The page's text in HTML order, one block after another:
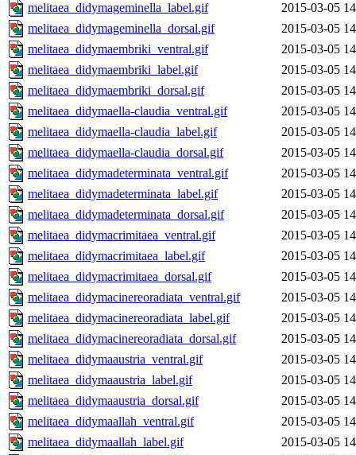
melitaea_didymageminella_label.gif
2015-03-05
melitaea_didymageminella_dorsal.gif
2015-03-05
melitaea_didymaembriki_ventral.gif
2015-03-05
melitaea_didymaembriki_label.gif
2015-03-05
melitaea_didymaembriki_dorsal.gif
2015-03-05
melitaea_didymaella-claudia_ventral.gif
2015-03-05
melitaea_didymaella-claudia_label.gif
2015-03-05
melitaea_didymaella-claudia_dorsal.gif
2015-03-05
melitaea_didymadeterminata_ventral.gif
2015-03-05
melitaea_didymadeterminata_label.gif
2015-03-05
melitaea_didymadeterminata_dorsal.gif
2015-03-05
melitaea_didymacrimitaea_ventral.gif
2015-03-05
melitaea_didymacrimitaea_label.gif
2015-03-05
melitaea_didymacrimitaea_dorsal.gif
2015-03-05
melitaea_didymacinereoradiata_ventral.gif
2015-03-05
melitaea_didymacinereoradiata_label.gif
2015-03-05
melitaea_didymacinereoradiata_dorsal.gif
2015-03-05
melitaea_didymaaustria_ventral.gif
2015-03-05
melitaea_didymaaustria_label.gif
2015-03-05
melitaea_didymaaustria_dorsal.gif
2015-03-05
melitaea_didymaallah_ventral.gif
2015-03-05
melitaea_didymaallah_label.gif
2015-03-05